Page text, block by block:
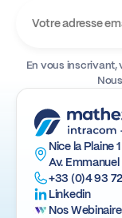
En vous
Nice la Plaine
Av.
+33 (0)4 93
Linkedin
Nos